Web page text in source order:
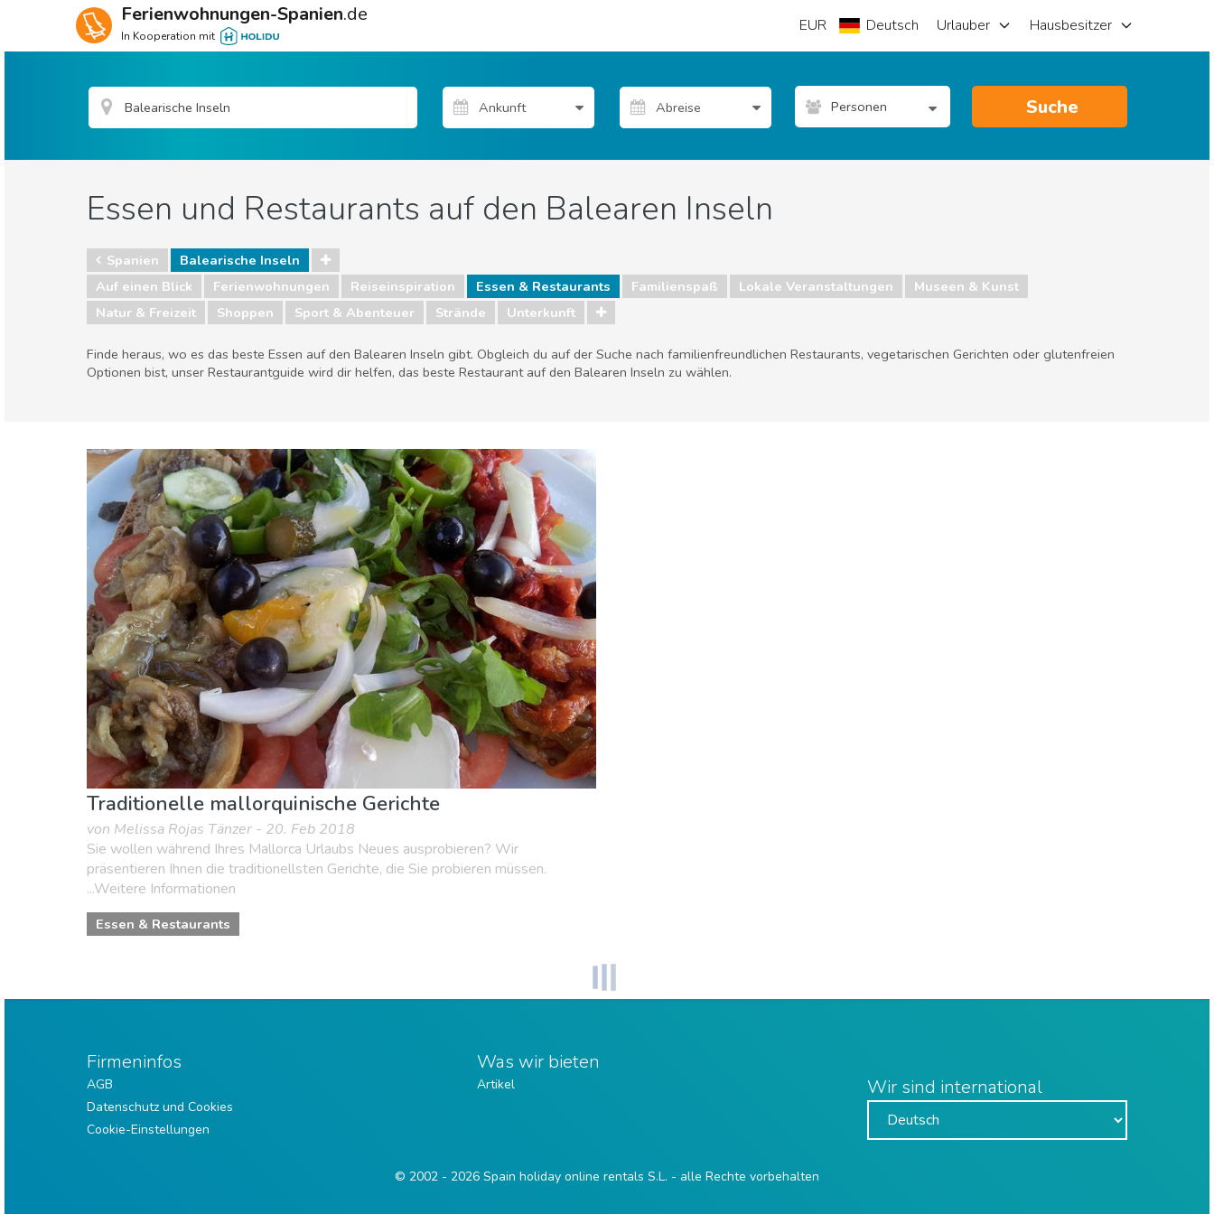
Ferienwohnungen-Spanien.de
In Kooperation mit
EUR Deutsch Urlauber Hausbesitzer
Personen Suche
Essen und Restaurants auf den Balearen Inseln
Spanien
Balearische Inseln
Auf einen Blick
Ferienwohnungen Reiseinspiration Essen & Restaurants Familienspaß Lokale Veranstaltungen
Museen & Kunst
Natur & Freizeit
Shoppen Sport & Abenteuer Strände Unterkunft
Finde heraus, wo es das beste Essen auf den Balearen Inseln gibt. Obgleich du auf der Suche nach familienfreundlichen Restaurants, vegetarischen Gerichten oder glutenfreien
Optionen bist, unser Restaurantguide wird dir helfen, das beste Restaurant auf den Balearen Inseln zu wählen.
Essen & Restaurants
Familienspaß Lokale Veranstaltungen Museen & Kunst
Unterkunft
Traditionelle mallorquinische Gerichte
von Melissa Rojas Tänzer - 20. Feb 2018
Sie wollen während Ihres Mallorca Urlaubs Neues ausprobieren? Wir
präsentieren Ihnen die traditionellsten Gerichte, die Sie probieren müssen.
...Weitere Informationen
Essen & Restaurants
Firmeninfos
AGB
Datenschutz und Cookies
Cookie-Einstellungen
Was wir bieten
Artikel Wir sind international
© 2002 - 2026 Spain holiday online rentals S.L. - alle Rechte vorbehalten